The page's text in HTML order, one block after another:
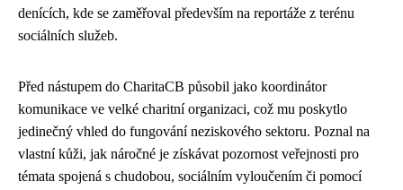
denících, kde se zaměřoval především na reportáže z terénu
sociálních služeb.
Před nástupem do CharitaCB působil jako koordinátor
komunikace ve velké charitní organizaci, což mu poskytlo
jedinečný vhled do fungování neziskového sektoru. Poznal na
vlastní kůži, jak náročné je získávat pozornost veřejnosti pro
témata spojená s chudobou, sociálním vyloučením či pomocí